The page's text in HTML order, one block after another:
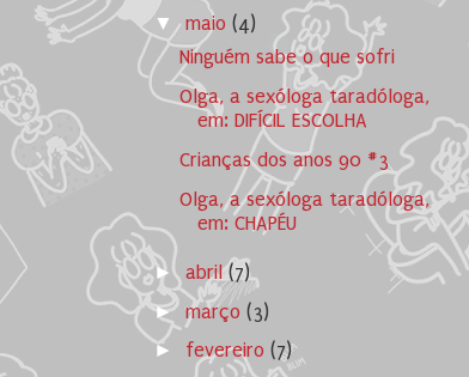
▼maio(4)
Ninguém sabe o que sofri
Olga, a sexóloga taradóloga,
em: DIFÍCIL ESCOLHA
Crianças dos anos 90 #3
Olga, a sexóloga taradóloga,
em: CHAPÉU
►abril(7)
►março(3)
► fevereiro(7)